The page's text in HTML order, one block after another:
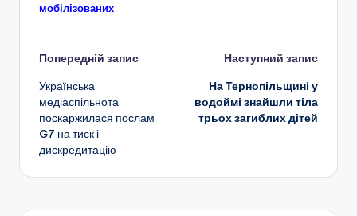
мобілізованих
Навігація
по
запису
Попередній запис
Українська
медіаспільнота
поскаржилася послам
G7 на тиск і
дискредитацію
Наступний запис
На Тернопільщині у
водоймі знайшли тіла
трьох загиблих дітей